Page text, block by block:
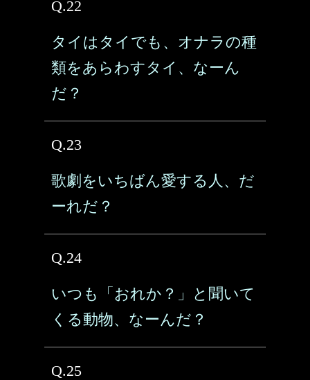
Q.22
タイはタイでも、オナラの種
類をあらわすタイ、なーん
だ？
Q.23
歌劇をいちばん愛する人、だ
ーれだ？
Q.24
いつも「おれか？」と聞いて
くる動物、なーんだ？
Q.25